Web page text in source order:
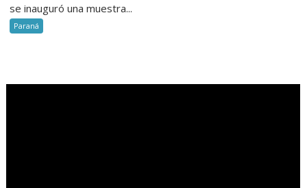
se inauguró una muestra...
Paraná